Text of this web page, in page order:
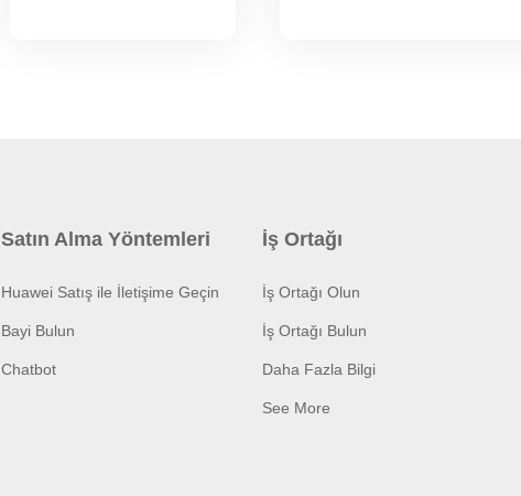
Satın Alma Yöntemleri
Huawei Satış ile İletişime Geçin
Bayi Bulun
Chatbot
İş Ortağı
İş Ortağı Olun
İş Ortağı Bulun
Daha Fazla Bilgi
See More